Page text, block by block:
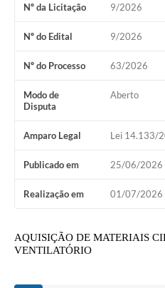
Nº da Licitação 9/2026
Nº do Edital 9/2026
Nº do Processo 63/2026
Modo de
Disputa
Aberto
Amparo Legal Lei 14.133/
Publicado em 25/06/2026
Realização em 01/07/2026
AQUISIÇÃO DE MATERIAIS
VENTILATÓRIO